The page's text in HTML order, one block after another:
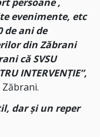
evenimente, etc
de ani de
din Zăbrani
că SVSU
INTERVENȚIE”,
dar și un reper